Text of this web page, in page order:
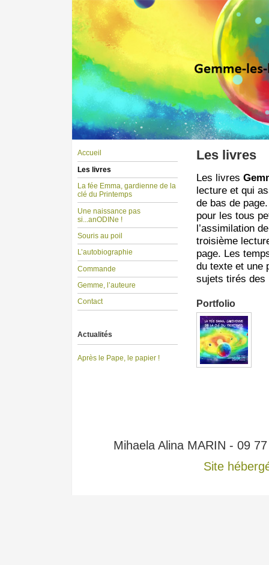
Les livres
Les livres
lecture et qui
de bas de
pour les tous
l’assimilation
troisième
page. Les
du texte et une
sujets tirés des
Portfolio
Accueil
Les livres
La fée Emma, gardienne de la
clé du Printemps
Une naissance pas
si...anODINe !
Souris au poil
L’autobiographie
Commande
Gemme, l’auteure
Contact
Actualités
Après le Pape, le papier !
Mihaela Alina MARIN - 09
Site